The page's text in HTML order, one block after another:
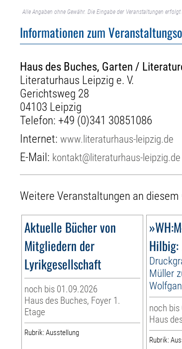
Alle Angaben ohne Gewähr. Die Eingabe der Veranstaltungen
Informationen zum
Haus des Buches, Garten /
Literaturhaus Leipzig e. V.
Gerichtsweg 28
04103 Leipzig
Telefon: +49 (0)341 30851086
Internet:www.literaturhaus-leipzig.de
E-Mail: kontakt@literaturhaus-leipzig.de
Weitere Veranstaltungen an diesem
Aktuelle Bücher von
Mitgliedern der
Lyrikgesellschaft
noch bis 01.09.2026
Haus des Buches, Foyer 1.
Etage
Rubrik: Ausstellung
Müller
noch
Haus
Rubrik: